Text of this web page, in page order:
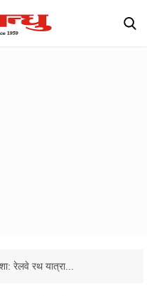
रेलवे रथ यात्रा...